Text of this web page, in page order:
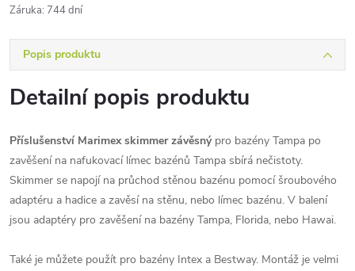
Záruka: 744 dní
Popis produktu
Detailní popis produktu
Příslušenství Marimex skimmer závěsnýpro bazény Tampa po
zavěšení na nafukovací límec bazénů Tampa sbírá nečistoty.
Skimmer se napojí na průchod stěnou bazénu pomocí šroubového
adaptéru a hadice a zavěsí na stěnu, nebo límec bazénu. V balení
jsou adaptéry pro zavěšení na bazény Tampa, Florida, nebo Hawai.
Také je můžete použít pro bazény Intex a Bestway. Montáž je velmi